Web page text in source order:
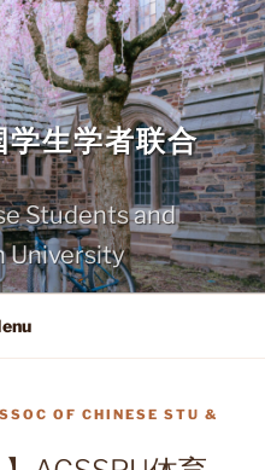
学生学者联合
Students and
University
OF CHINESE STU &